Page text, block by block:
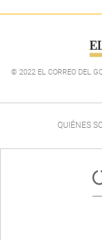
© 2022 EL CORREO DEL
QUIÉNES